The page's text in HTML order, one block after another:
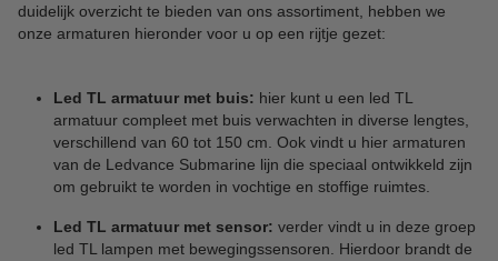
duidelijk overzicht te bieden van ons assortiment, hebben we
onze armaturen hieronder voor u op een rijtje gezet:
Led TL armatuur met buis: hier kunt u een led TL
armatuur compleet met buis verwachten in diverse lengtes,
verschillend van 60 tot 150 cm. Ook vindt u hier armaturen
van de Ledvance Submarine lijn die speciaal ontwikkeld zijn
om gebruikt te worden in vochtige en stoffige ruimtes.
Led TL armatuur met sensor: verder vindt u in deze groep
led TL lampen met bewegingssensoren. Hierdoor brandt de